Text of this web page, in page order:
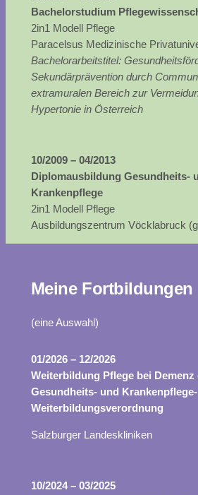
Bachelorstudium
2in1 Modell Pflege
Paracelsus Medizinische
Bachelorarbeitstitel:
Sekundärprävention durch
extramuralen Bereich zur
Hypertonie in Österreich
10/2009 – 04/2013
Diplomausbildung Gesundheits-
Krankenpflege
2in1 Modell Pflege
Ausbildungszentrum Vöcklabruck
Meine Fortbildungen
(eine Auswahl)
01/2026 – 12/2026
Weiterbildung Pflege bei Demenz
Gesundheits- und Krankenpflege-
Weiterbildungsverordnung
Salzburger Landeskliniken
10/2024 – 03/2025